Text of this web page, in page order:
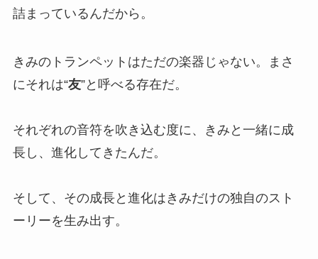
詰まっているんだから。
きみのトランペットはただの楽器じゃない。まさ
にそれは“友”と呼べる存在だ。
それぞれの音符を吹き込む度に、きみと一緒に成
長し、進化してきたんだ。
そして、その成長と進化はきみだけの独自のスト
ーリーを生み出す。